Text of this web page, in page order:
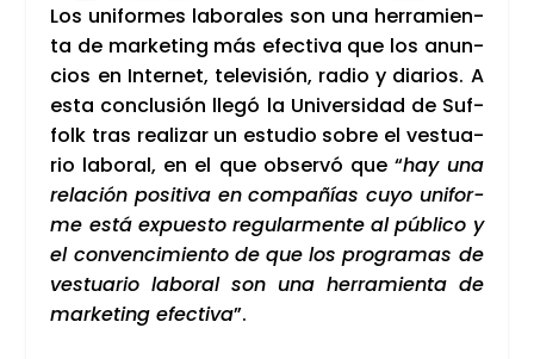
Los uni­for­mes labo­ra­les son una herra­mien­
ta de mar­ke­ting más efec­ti­va que los anun­
cios en Inter­net, tele­vi­sión, radio y dia­rios. A
esta con­clu­sión lle­gó la Uni­ver­si­dad de Suf­
folk tras rea­li­zar un estu­dio sobre el ves­tua­
rio labo­ral, en el que obser­vó que “hay una
rela­ción posi­ti­va en com­pa­ñías cuyo uni­for­
me está expues­to regu­lar­men­te al públi­co y
el con­ven­ci­mien­to de quelos pro­gra­mas de
ves­tua­rio labo­ral son una herra­mien­ta de
mar­ke­ting efec­ti­va”.